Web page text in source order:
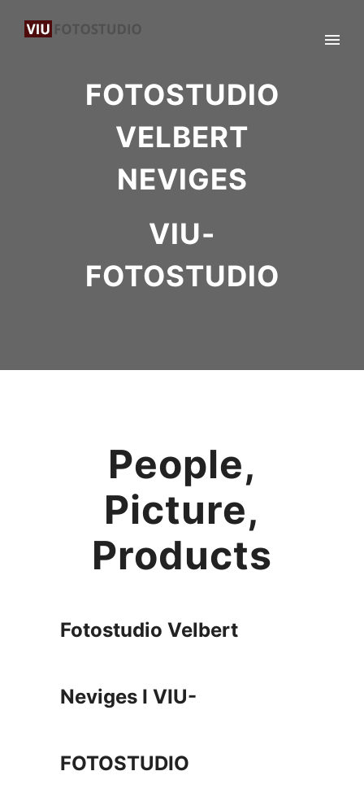
FOTOSTUDIO
VELBERT
NEVIGES
VIU-
FOTOSTUDIO
People,
Picture,
Products
Fotostudio Velbert
Neviges I VIU-
FOTOSTUDIO